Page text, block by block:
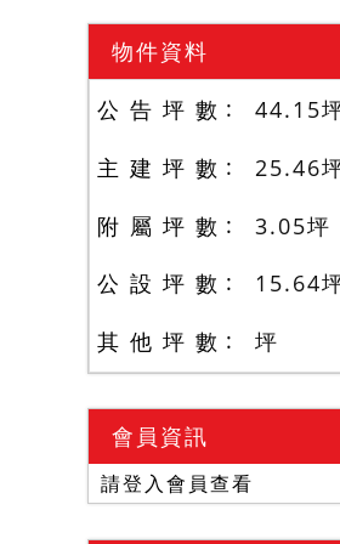
物件資料
公 告 坪 數
44.15
主 建 坪 數
25.46
附 屬 坪 數
3.05坪
公 設 坪 數
15.64
其 他 坪 數
坪
會員資訊
請登入會員查看